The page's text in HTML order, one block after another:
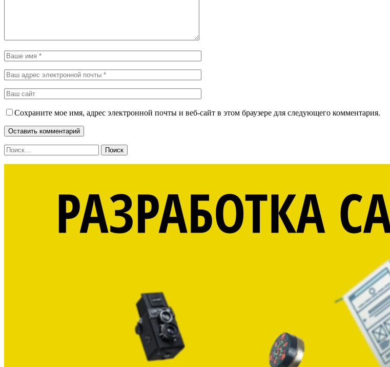
Сохраните мое имя, адрес электронной почты и веб-сайт в этом браузере для следующего комментария.